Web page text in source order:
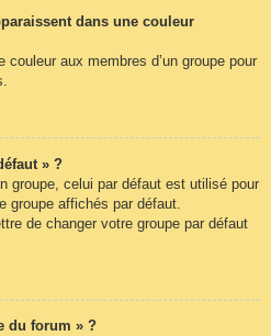
dans une couleur
couleur aux membres d’un groupe pour
» ?
groupe, celui par défaut est utilisé pour
groupe affichés par défaut.
de changer votre groupe par défaut
du forum » ?